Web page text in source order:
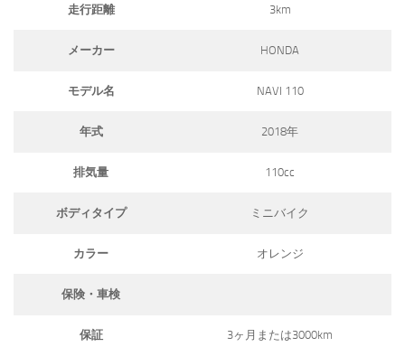
走行距離 3km
メーカー HONDA
モデル名 NAVI 110
年式 2018年
排気量 110cc
ボディタイプ ミニバイク
カラー オレンジ
保険・車検
保証 3ヶ月または3000km